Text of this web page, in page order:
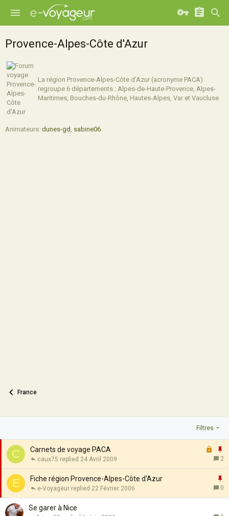
Provence-Alpes-Côte d'Azur
La région Provence-Alpes-Côte d'Azur (acronyme PACA)
regroupe 6 départements : Alpes-de-Haute-Provence, Alpes-
Maritimes, Bouches-du-Rhône, Hautes-Alpes, Var et Vaucluse.
Animateurs: dunes-gd , sabine06
France
Filtres
C
e
r
m
é
p
t
Carnets de voyage PACA
2
24 Avril 2009
caux75
E
p
Fiche région Provence-Alpes-Côte d'Azur
0
22 Février 2006
e-Voyageur
Se garer à Nice